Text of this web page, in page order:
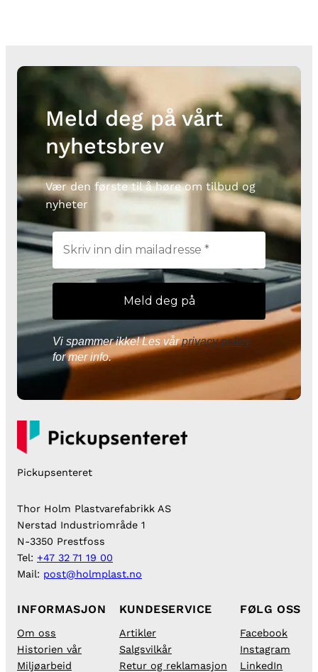
Meld deg på vårt
nyhetsbrev
Vær den første til å høre om tilbud og
nyheter
Vi spammer ikke! Les vårprivacy policy
for mer info.
Pickupsenteret
Thor Holm Plastvarefabrikk AS
Nerstad Industriområde 1
N-3350 Prestfoss
Tel: +47 32 71 19 00
Mail: post@holmplast.no
INFORMASJON
Om oss
Historien vår
Miljøarbeid
KUNDESERVICE
Artikler
Salgsvilkår
Retur og reklamasjon
FØLG OSS
Facebook
Instagram
LinkedIn